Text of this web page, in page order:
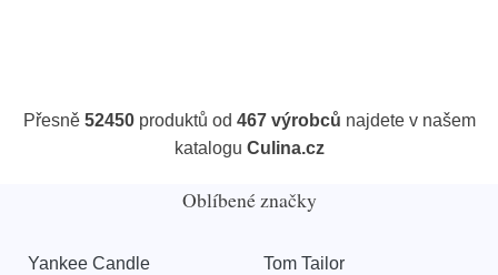
Přesně 52450produktů od 467 výrobců najdete v našem
katalogu Culina.cz
Oblíbené značky
Yankee Candle Tom Tailor